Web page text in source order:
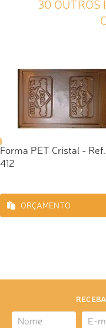
30 OUTROS
Forma PET Cristal -
412
ORÇAMENTO